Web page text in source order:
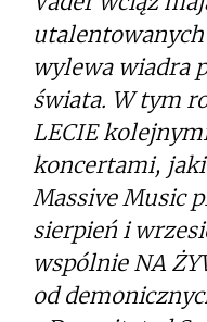
wylewa wiadra
świata. W tym
LECIE
koncertami,
Massive Music
sierpień i
wspólnie NA
od